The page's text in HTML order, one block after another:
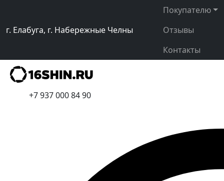
г. Елабуга, г. Набережные Челны
Покупателю
Отзывы
Контакты
+7 937 000 84 90